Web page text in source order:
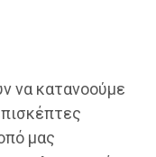
να κατανοούμε
μας